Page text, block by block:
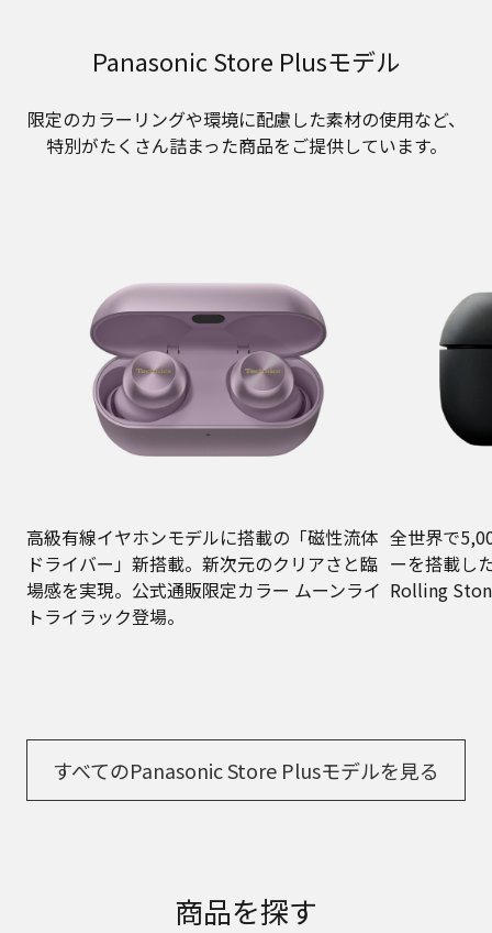
Panasonic Store Plusモデル
限定のカラーリングや環境に配慮した素材の使用など、
特別がたくさん詰まった商品をご提供しています。
高級有線イヤホンモデルに搭載の「磁性流体
ドライバー」新搭載。新次元のクリアさと臨
場感を実現。公式通販限定カラー ムーンライ
トライラック登場。
全世界で
ーを搭載し
Rolling
すべてのPanasonic Store Plusモデルを見る
商品を探す